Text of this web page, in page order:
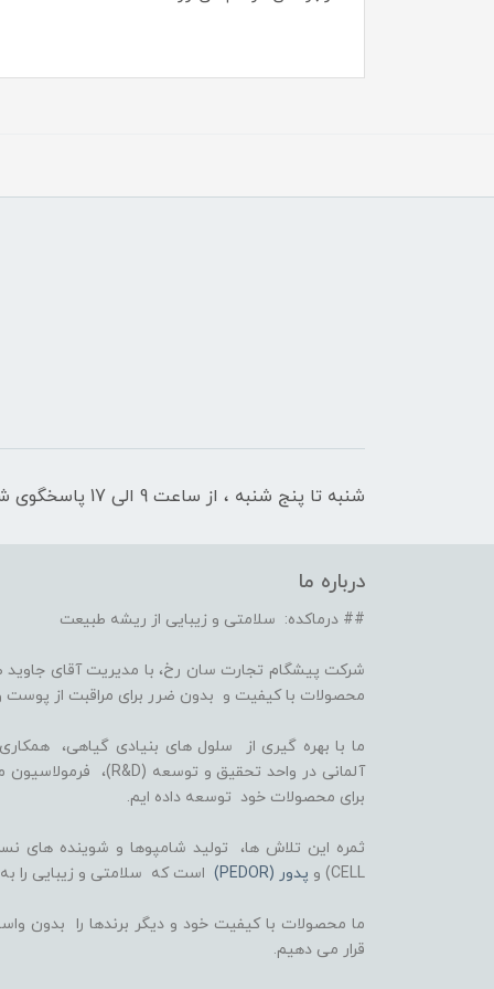
شنبه تا پنج شنبه ، از ساعت 9 الی 17 پاسخگوی شما هستیم
درباره ما
## درماکده: سلامتی و زیبایی از ریشه طبیعت
شرکت پیشگام تجارت سان رخ، با مدیریت آقای
محصولات با کیفیت و بدون ضرر برای مراقبت از پوست
برای محصولات خود توسعه داده ایم.
CELL) و پدور (PEDOR) است که سلامتی و زیبایی را
ما محصولات با کیفیت خود و دیگر برندها را بدون
قرار می دهیم.